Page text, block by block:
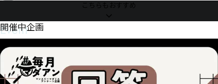
こちらもおすすめ
Event
開催中企画